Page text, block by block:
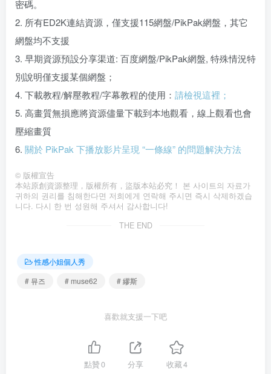
密碼。
2. 所有ED2K連結資源，僅支援115網盤/PikPak網盤，其它
網盤均不支援
3. 早期資源預設分享渠道: 百度網盤/PikPak網盤, 特殊情況特
別說明僅支援某個網盤；
4. 下載教程/解壓教程/字幕教程的使用： 請檢視這裡；
5. 高畫質無損應將資源儘量下載到本地觀看，線上觀看也會
壓縮畫質
6. 關於 PikPak 下播放影片呈現 “一條線” 的問題解決方法
© 版權宣告
本站原創資源整理，版權所有，盜版本站必究！ 본 사이트의 자료가
귀하의 권리를 침해한다면 저희에게 연락해 주시면 즉시 삭제하겠습
니다. 다시 한 번 성원해 주셔서 감사합니다!
THE END
性感小姐個人秀
# 뮤즈
# muse62 # 繆斯
喜歡就支援一下吧
點贊0 分享 收藏4